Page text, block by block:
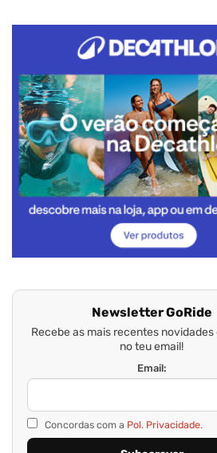
Newsletter GoRide
Recebe as mais recentes novidades
no teu email!
Email:
Concordas com a Pol. Privacidade.